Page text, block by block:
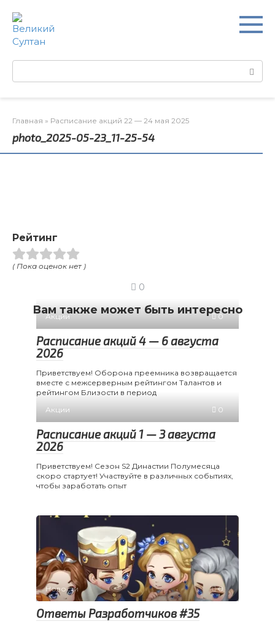
контенту
Поиск:
Главная » Расписание акций 22 — 24 мая 2025
photo_2025-05-23_11-25-54
Рейтинг
( Пока оценок нет )
0
Вам также может быть интересно
Акции 0
Расписание акций 4 — 6 августа
2026
Приветствуем! Оборона преемника возвращается
вместе с межсерверным рейтингом Талантов и
рейтингом Близости в период
Акции
0
Расписание акций 1 — 3 августа
2026
Приветствуем! Сезон S2 Династии Полумесяца
скоро стартует! Участвуйте в различных событиях,
чтобы заработать опыт
Новости 0
Ответы Разработчиков #35